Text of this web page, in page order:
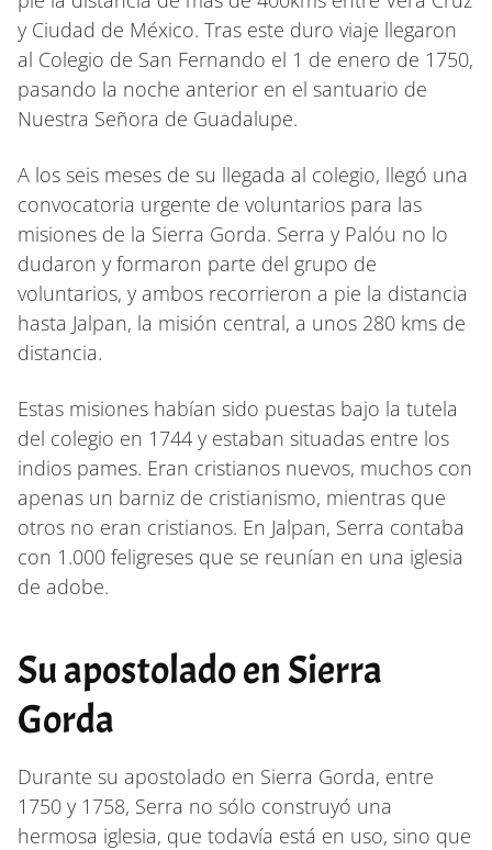
y Ciudad de México. Tras este duro viaje llegaron
al Colegio de San Fernando el 1 de enero de 1750,
pasando la noche anterior en el santuario de
Nuestra Señora de Guadalupe.
A los seis meses de su llegada al colegio, llegó una
convocatoria urgente de voluntarios para las
misiones de la Sierra Gorda. Serra y Palóu no lo
dudaron y formaron parte del grupo de
voluntarios, y ambos recorrieron a pie la distancia
hasta Jalpan, la misión central, a unos 280 kms de
distancia.
Estas misiones habían sido puestas bajo la tutela
del colegio en 1744 y estaban situadas entre los
indios pames. Eran cristianos nuevos, muchos con
apenas un barniz de cristianismo, mientras que
otros no eran cristianos. En Jalpan, Serra contaba
con 1.000 feligreses que se reunían en una iglesia
de adobe.
Su apostolado en Sierra
Gorda
Durante su apostolado en Sierra Gorda, entre
1750 y 1758, Serra no sólo construyó una
hermosa iglesia, que todavía está en uso, sino que